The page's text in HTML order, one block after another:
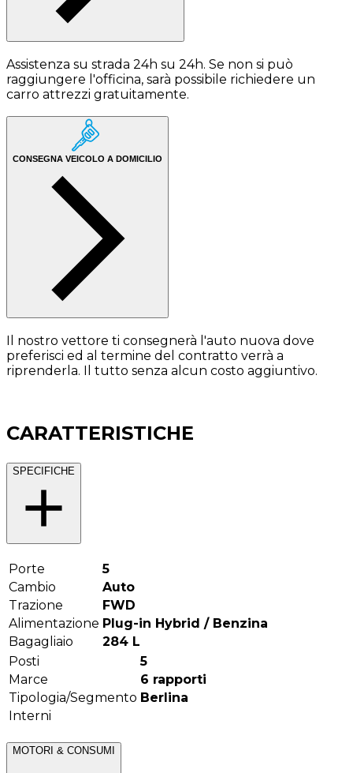
Assistenza su strada 24h su 24h. Se non si può
raggiungere l'officina, sarà possibile richiedere un
carro attrezzi gratuitamente.
CONSEGNA VEICOLO A DOMICILIO
Il nostro vettore ti consegnerà l'auto nuova dove
preferisci ed al termine del contratto verrà a
riprenderla. Il tutto senza alcun costo aggiuntivo.
CARATTERISTICHE
SPECIFICHE
Porte
5
Cambio
Auto
Trazione
FWD
Alimentazione Plug-in Hybrid / Benzina
Bagagliaio
284 L
Posti
5
Marce
6 rapporti
Tipologia/Segmento Berlina
Interni
MOTORI & CONSUMI